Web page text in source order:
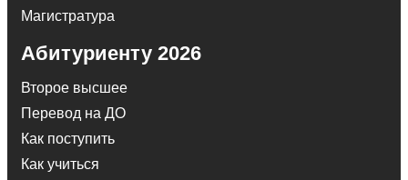
Магистратура
Абитуриенту 2026
Второе высшее
Перевод на ДО
Как поступить
Как учиться